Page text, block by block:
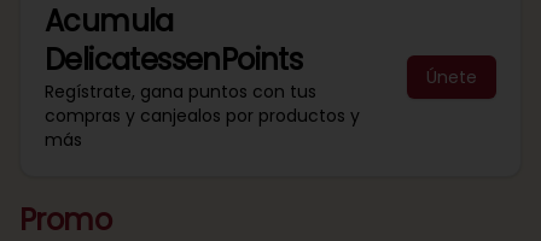
Acumula
DelicatessenPoints
Regístrate, gana puntos con tus
compras y canjealos por productos y
más
Únete
Promo